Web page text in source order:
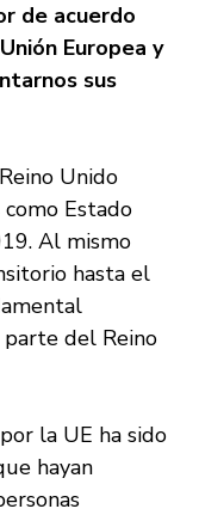
de acuerdo
Europea y
sus
Unido
Estado
Al mismo
hasta el
del Reino
la UE ha sido
hayan